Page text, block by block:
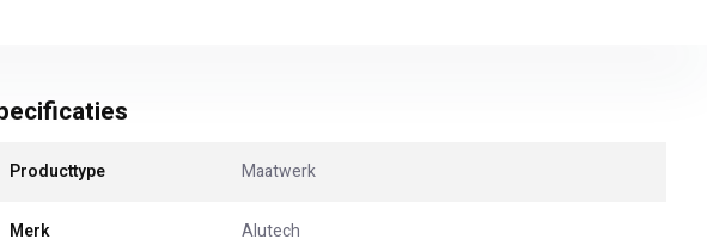
Producttype Maatwerk
Merk Alutech